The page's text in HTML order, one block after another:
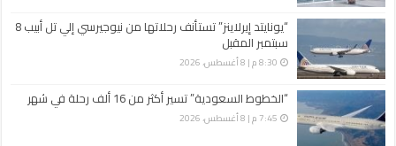
“يونايتد إيرلاينز” تستأنف رحلاتها من نيوجيرسي إلي تل أبيب 8
سبتمبر المقبل
8:30 م | 8 أغسطس، 2026
“الخطوط السعودية” تسير أكثر من 16 ألف رحلة في شهر
7:45 م | 8 أغسطس، 2026